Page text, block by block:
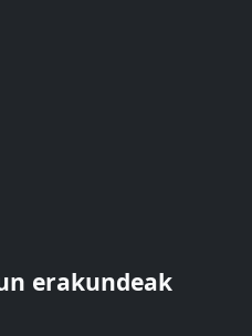
erakundeak
GANBERA